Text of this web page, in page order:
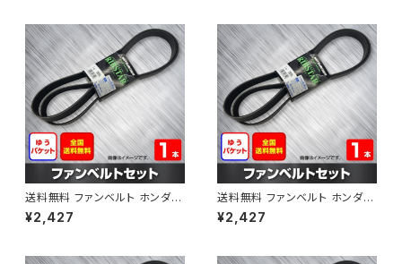
送料無料 ファンベルト ホンダ
ゼスト 型式JE1 H18.03～H24.
11 （国内トップメーカー） 1本 H
¥2,427
送料無料 ファンベルト ホンダ ラ
イフ 型式JB6 H15.09～H20.1
1 （国内トップメーカー） 1本 HA
¥2,427